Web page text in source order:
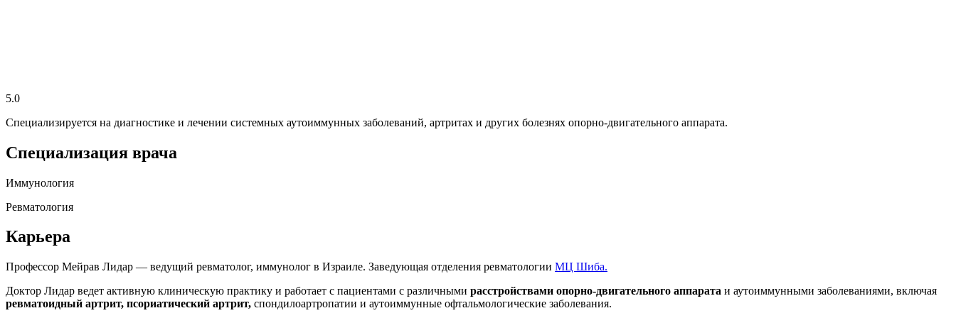
5.0
Специализируется на диагностике и лечении системных аутоиммунных заболеваний, артритах и других болезнях опорно-двигательного аппарата.
Специализация врача
Иммунология
Ревматология
Карьера
Профессор Мейрав Лидар — ведущий ревматолог, иммунолог в Израиле. Заведующая отделения ревматологии МЦ Шиба.
Доктор Лидар ведет активную клиническую практику и работает с пациентами с различными расстройствами опорно-двигательного аппарата и аутоиммунными заболеваниями, включая
ревматоидный артрит, псориатический артрит, спондилоартропатии и аутоиммунные офтальмологические заболевания.